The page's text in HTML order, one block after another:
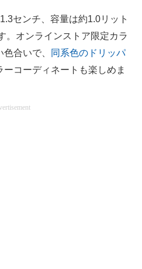
センチ、容量は約1.0リット
。オンラインストア限定カラ
合いで、
同系色のドリッパ
ーコーディネートも楽しめま